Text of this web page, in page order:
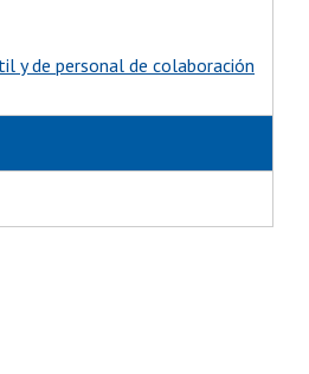
y de personal de colaboración